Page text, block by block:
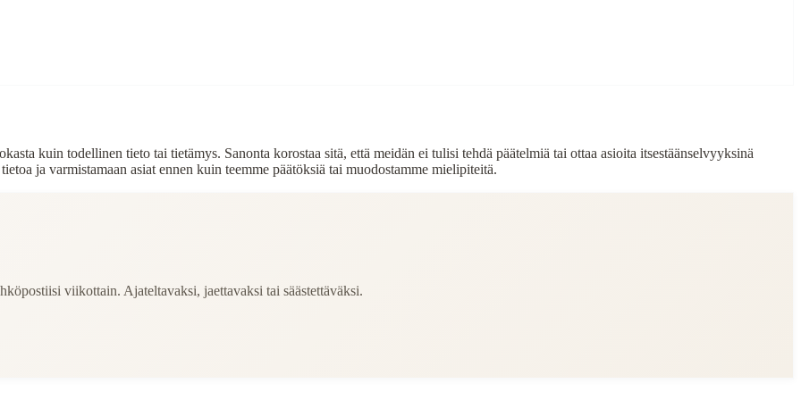
kuin todellinen tieto tai tietämys. Sanonta korostaa sitä, että meidän ei tulisi tehdä päätelmiä tai ottaa asioita itsestäänselvyyksinä
ja varmistamaan asiat ennen kuin teemme päätöksiä tai muodostamme mielipiteitä.
viikottain. Ajateltavaksi, jaettavaksi tai säästettäväksi.